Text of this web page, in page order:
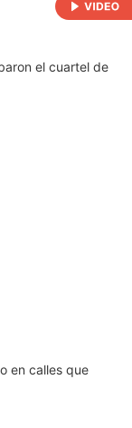
el cuartel de
en calles que